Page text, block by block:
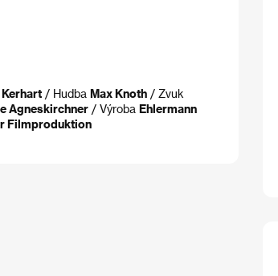
Kerhart / Hudba Max Knoth / Zvuk
Agneskirchner / Výroba Ehlermann
Filmproduktion